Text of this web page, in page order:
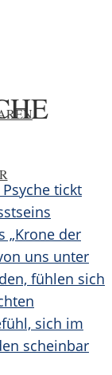
tickt
„Krone der
uns unter
fühlen sich
sich im
scheinbar